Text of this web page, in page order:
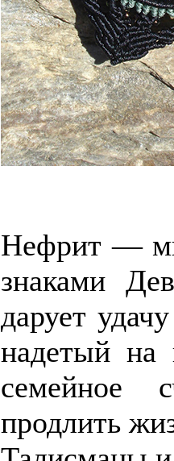
Нефрит —
знаками
дарует
надетый на
семейное
продлить